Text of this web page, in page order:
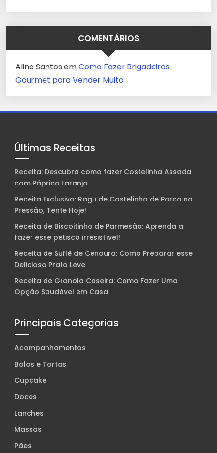
COMENTÁRIOS
Aline Santos emComo Fazer Brigadeiros
Gourmet para Vender Muito
Últimas Receitas
Receita: Descubra como fazer Costelinha Assada
com Páprica Laranja
Receita Exclusiva: Ragu de Costelinha de Porco na
Pressão, Tente Hoje!
Receita de Biscoitinho de Parmesão: Aprenda a
fazer esse petisco irresistível!
Receita de Suflê de Cenoura: Como Preparar esse
Delicioso Prato Leve
Receita de Granola Caseira: Como Fazer Uma
Opção Saudável em Casa
Principais Categorias
Acompanhamentos
Bolos e Tortas
Cupcake
Doces
Lanches
Massas
Pães